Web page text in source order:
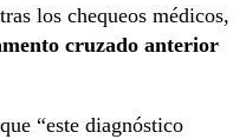
los chequeos médicos,
cruzado anterior
“este diagnóstico